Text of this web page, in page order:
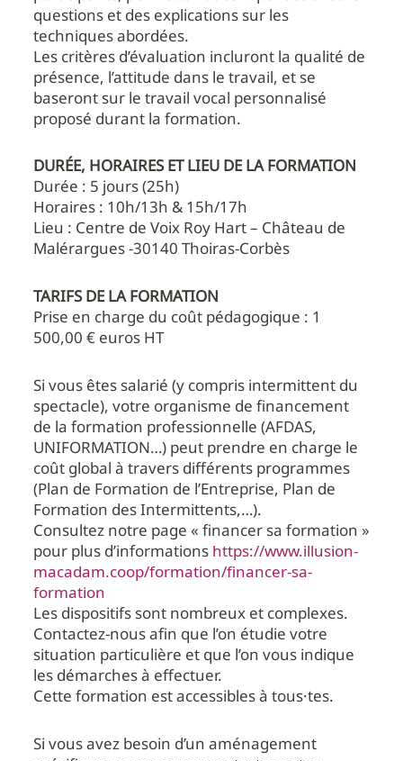
questions et des explications sur les
techniques abordées.
Les critères d’évaluation incluront la qualité de
présence, l’attitude dans le travail, et se
baseront sur le travail vocal personnalisé
proposé durant la formation.
DURÉE, HORAIRES ET LIEU DE LA FORMATION
Durée : 5 jours (25h)
Horaires : 10h/13h & 15h/17h
Lieu : Centre de Voix Roy Hart – Château de
Malérargues -30140 Thoiras-Corbès
TARIFS DE LA FORMATION
Prise en charge du coût pédagogique : 1
500,00 € euros HT
Si vous êtes salarié (y compris intermittent du
spectacle), votre organisme de financement
de la formation professionnelle (AFDAS,
UNIFORMATION…) peut prendre en charge le
coût global à travers différents programmes
(Plan de Formation de l’Entreprise, Plan de
Formation des Intermittents,…).
Consultez notre page « financer sa formation »
pour plus d’informations https://www.illusion-
macadam.coop/formation/financer-sa-
formation
Les dispositifs sont nombreux et complexes.
Contactez-nous afin que l’on étudie votre
situation particulière et que l’on vous indique
les démarches à effectuer.
Cette formation est accessibles à tous·tes.
Si vous avez besoin d’un aménagement